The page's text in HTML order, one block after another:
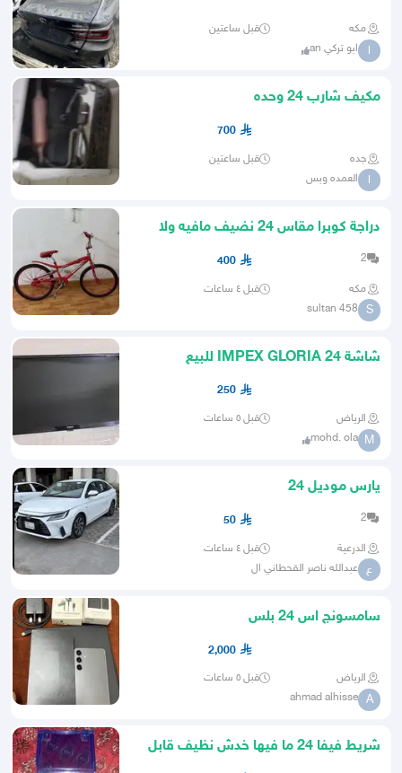
مكه قبل ساعتين
ا ابو تركي an
مكيف شارب 24 وحده
700
جده قبل ساعتين
ا العمده وبس
دراجة كوبرا مقاس 24 نضيف مافيه ولا
خراب
2
400
مكه قبل ٤ ساعات
S
sultan 458
شاشة IMPEX GLORIA 24 للبيع
250
الرياض قبل ٥ ساعات
M
mohd. ola
يارس موديل 24
2
50
الدرعية قبل ٤ ساعات
ع عبدالله ناصر القحطاني ال
سامسونج اس 24 بلس
2,000
الرياض قبل ٥ ساعات
A
ahmad alhisse
شريط فيفا 24 ما فيها خدش نظيف قابل